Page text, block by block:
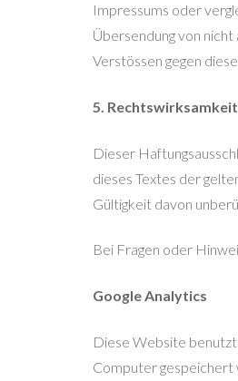
Impressums oder
Übersendung von
Verstössen gegen
5.
Dieser
dieses Textes der
Gültigkeit davon
Bei Fragen oder
Google Analytics
Diese Website benutzt
Computer gespeichert